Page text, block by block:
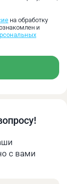
на обработку
и
с вами